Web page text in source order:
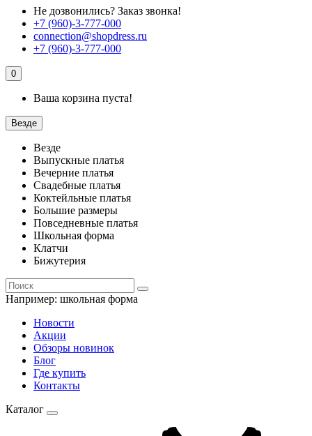
Не дозвонились? Заказ звонка!
+7 (960)-3-777-000
connection@shopdress.ru
+7 (960)-3-777-000
0
Ваша корзина пуста!
Везде
Везде
Выпускные платья
Вечерние платья
Свадебные платья
Коктейльные платья
Большие размеры
Повседневные платья
Школьная форма
Клатчи
Бижутерия
Например: школьная форма
Новости
Акции
Обзоры новинок
Блог
Где купить
Контакты
Каталог